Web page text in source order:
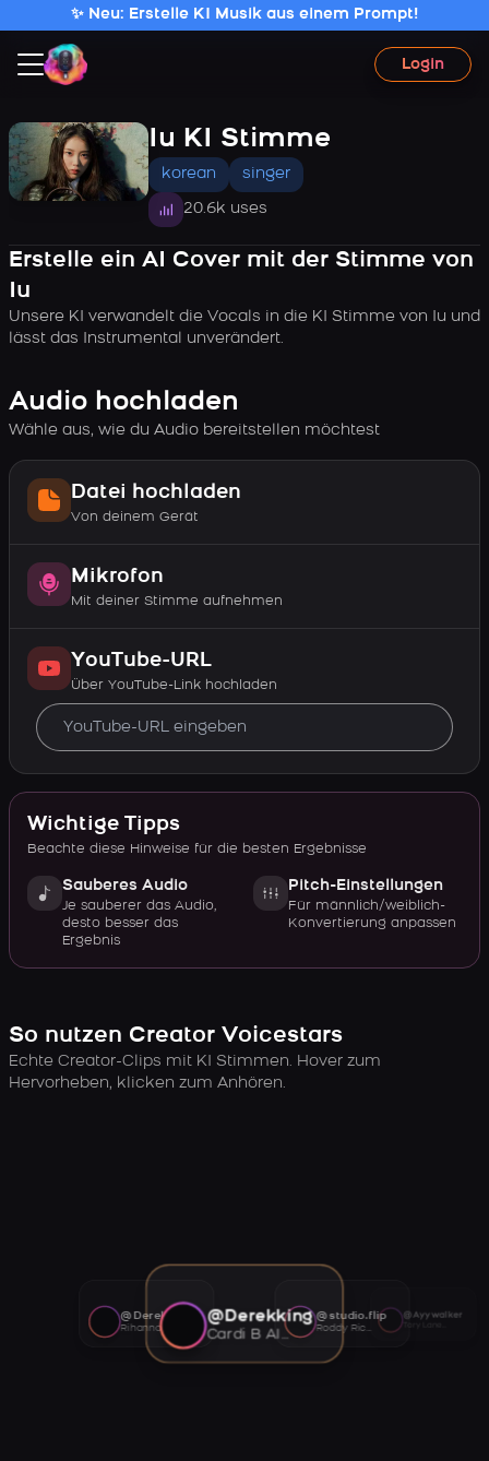
✨ Neu: Erstelle KI Musik aus einem Prompt!
Login
Iu KI Stimme
korean singer
20.6k uses
Erstelle ein AI Cover mit der Stimme von
Iu
Unsere KI verwandelt die Vocals in die KI Stimme von Iu und
lässt das Instrumental unverändert.
Audio hochladen
Wähle aus, wie du Audio bereitstellen möchtest
Datei hochladen
Von deinem Gerät
Mikrofon
Mit deiner Stimme aufnehmen
YouTube-URL
Über YouTube-Link hochladen
Wichtige Tipps
Beachte diese Hinweise für die besten Ergebnisse
Sauberes Audio
Je sauberer das Audio,
desto besser das
Ergebnis
Pitch-Einstellungen
Für männlich/weiblich-
Konvertierung anpassen
So nutzen Creator Voicestars
Echte Creator-Clips mit KI Stimmen. Hover zum
Hervorheben, klicken zum Anhören.
@Derekking
Cardi B AI voice
@studio.flip
Roddy Ricch AI voice
@Ayywalker
@Derekking
Rihanna AI voice